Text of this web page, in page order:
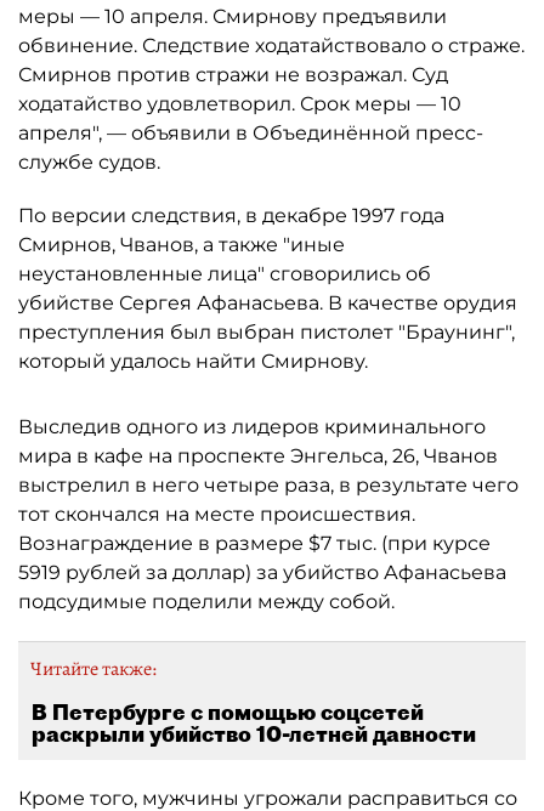
меры — 10 апреля. Смирнову предъявили
обвинение. Следствие ходатайствовало о страже.
Смирнов против стражи не возражал. Суд
ходатайство удовлетворил. Срок меры — 10
апреля", — объявили в Объединённой пресс-
службе судов.
По версии следствия, в декабре 1997 года
Смирнов, Чванов, а также "иные
неустановленные лица" сговорились об
убийстве Сергея Афанасьева. В качестве орудия
преступления был выбран пистолет "Браунинг",
который удалось найти Смирнову.
Выследив одного из лидеров криминального
мира в кафе на проспекте Энгельса, 26, Чванов
выстрелил в него четыре раза, в результате чего
тот скончался на месте происшествия.
Вознаграждение в размере $7 тыс. (при курсе
5919 рублей за доллар) за убийство Афанасьева
подсудимые поделили между собой.
Читайте также:
В Петербурге с помощью соцсетей
раскрыли убийство 10-летней давности
Кроме того, мужчины угрожали расправиться со